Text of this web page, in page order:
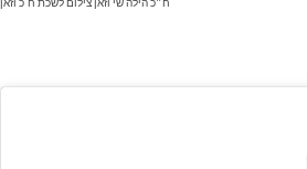
ח״כ הילה שי וזאן צילום לשכת ח"כ וזאן